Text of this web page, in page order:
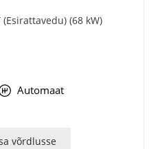
(68 kW)
Automaat
võrdlusse